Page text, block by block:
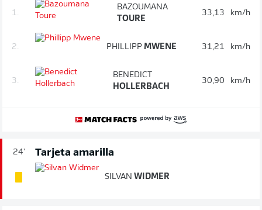
1.
BAZOUMANA
TOURE
33,13 km/h
2. PHILLIPP MWENE 31,21 km/h
3.
BENEDICT
HOLLERBACH
30,90 km/h
24' Tarjeta amarilla
SILVAN WIDMER